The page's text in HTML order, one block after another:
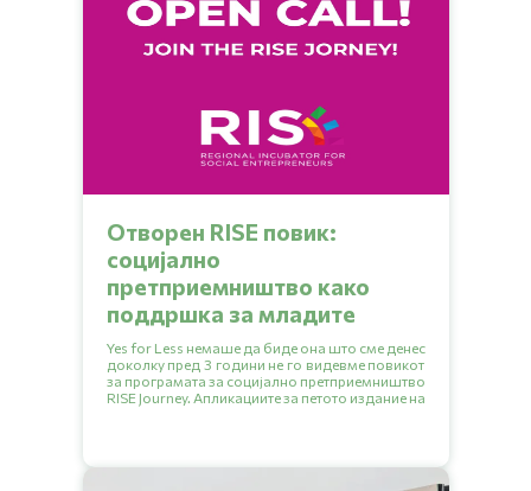
Отворен RISE повик:
социјално
претприемништво како
поддршка за младите
Yes for Less немаше да биде она што сме денес
доколку пред 3 години не го видевме повикот
за програмата за социјално претприемништво
RISE Journey. Апликациите за петото издание на